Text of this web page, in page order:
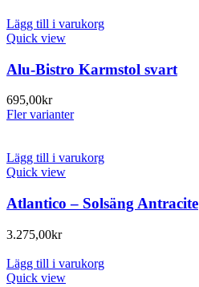
Lägg till i varukorg
Quick view
Alu-Bistro Karmstol svart
695,00kr
Fler varianter
Lägg till i varukorg
Quick view
Atlantico – Solsäng Antracite
3.275,00kr
Lägg till i varukorg
Quick view